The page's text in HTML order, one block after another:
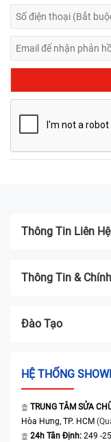
Thông Tin Liên Hệ
Thông Tin &
Đào Tạo
HỆ THỐNG
TRUNG TÂM SỬA
Hòa Hưng, TP. HCM
24h Tân Định: 249 -